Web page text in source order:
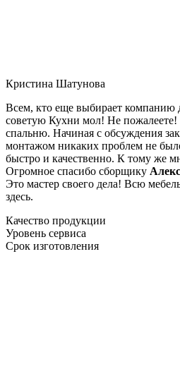
Кристина Шатунова
Всем, кто еще выбирает компанию
советую Кухни мол! Не пожалеете!
спальню. Начиная с обсуждения
монтажом никаких проблем не
быстро и качественно. К тому же
Огромное спасибо сборщику
Это мастер своего дела! Всю
здесь.
Качество продукции
Уровень сервиса
Срок изготовления